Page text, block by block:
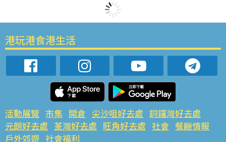
港玩港食港生活
活動展覽 市集 開倉 尖沙咀好去處 銅鑼灣好去處
元朗好去處 荃灣好去處 旺角好去處 社會 餐廳情報
戶外郊遊 社會福利